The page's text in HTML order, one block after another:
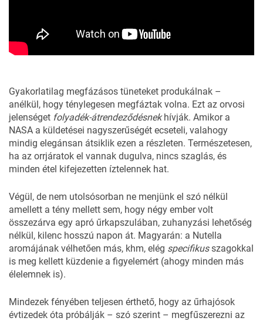
Gyakorlatilag megfázásos tüneteket produkálnak –
anélkül, hogy ténylegesen megfáztak volna. Ezt az orvosi
jelenséget folyadék-átrendeződésnekhívják. Amikor a
NASA a küldetései nagyszerűségét ecseteli, valahogy
mindig elegánsan átsiklik ezen a részleten. Természetesen,
ha az orrjáratok el vannak dugulva, nincs szaglás, és
minden étel kifejezetten íztelennek hat.
Végül, de nem utolsósorban ne menjünk el szó nélkül
amellett a tény mellett sem, hogy négy ember volt
összezárva egy apró űrkapszulában, zuhanyzási lehetőség
nélkül, kilenc hosszú napon át. Magyarán: a Nutella
aromájának vélhetően más, khm, elég specifikusszagokkal
is meg kellett küzdenie a figyelemért (ahogy minden más
élelemnek is).
Mindezek fényében teljesen érthető, hogy az űrhajósok
évtizedek óta próbálják – szó szerint – megfűszerezni az